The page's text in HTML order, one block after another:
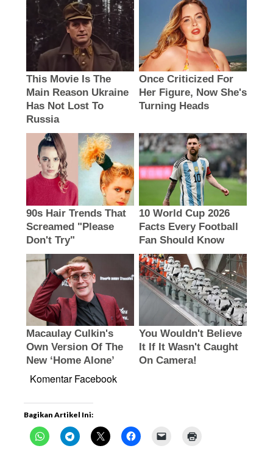
Komentar Facebook
Bagikan Artikel Ini: